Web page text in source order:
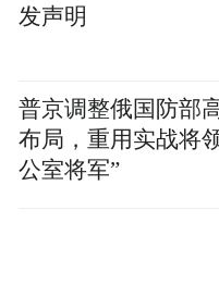
发声明
普京调整俄国防部
布局，重用实战将
公室将军”